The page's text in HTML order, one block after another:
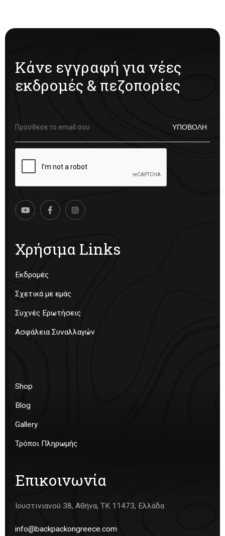
Κάνε εγγραφή για νέες
εκδρομές & πεζοπορίες
Χρήσιμα Links
Εκδρομές
Σχετικά με εμάς
Συχνές Ερωτήσεις
Ασφάλεια Συναλλαγών
Shop
Blog
Gallery
Τρόποι Πληρωμής
Επικοινωνία
Ιουστινιανού 38, Αθήνα, ΤΚ 11473, Ελλάδα
info@backpackongreece.com